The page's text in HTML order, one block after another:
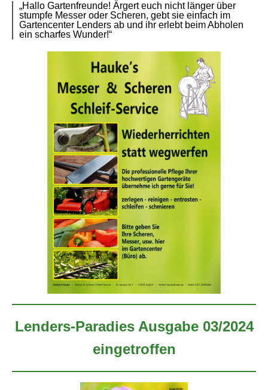
„Hallo Gartenfreunde! Ärgert euch nicht länger über
stumpfe Messer oder Scheren, gebt sie einfach im
Gartencenter Lenders ab und ihr erlebt beim Abholen
ein scharfes Wunder!“
Lenders-Paradies Ausgabe 03/2024
eingetroffen